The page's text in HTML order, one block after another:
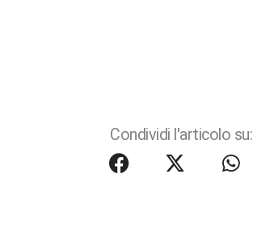
Condividi l'articolo su: